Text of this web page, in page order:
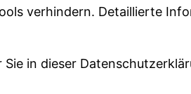
verhindern. Detaillierte
in dieser